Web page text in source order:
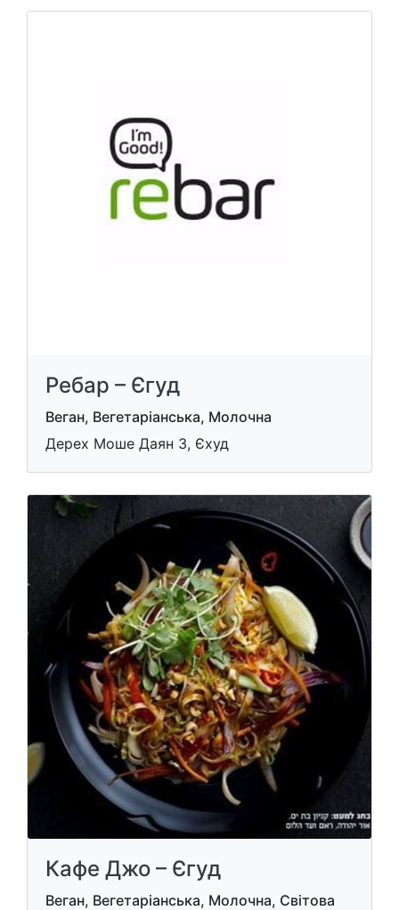
Ребар – Єгуд
Веган, Вегетаріанська, Молочна
Дерех Моше Даян 3, Єхуд
Кафе Джо – Єгуд
Веган, Вегетаріанська, Молочна, Світова